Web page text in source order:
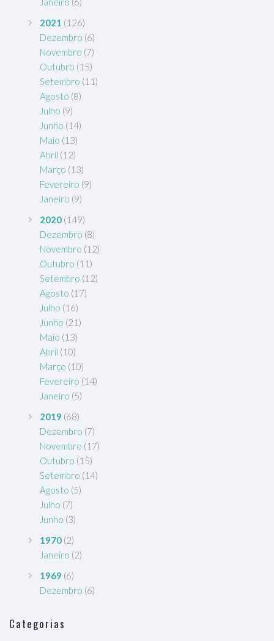
2021 (126)
Dezembro (6)
Novembro (7)
Outubro (15)
Setembro (11)
Agosto (8)
Julho (9)
Junho (14)
Maio (13)
Abril (12)
Março (13)
Fevereiro (9)
Janeiro (9)
2020 (149)
Dezembro (8)
Novembro (12)
Outubro (11)
Setembro (12)
Agosto (17)
Julho (16)
Junho (21)
Maio (13)
Abril (10)
Março (10)
Fevereiro (14)
Janeiro (5)
2019 (68)
Dezembro (7)
Novembro (17)
Outubro (15)
Setembro (14)
Agosto (5)
Julho (7)
Junho (3)
1970 (2)
Janeiro (2)
1969 (6)
Dezembro (6)
Categorias